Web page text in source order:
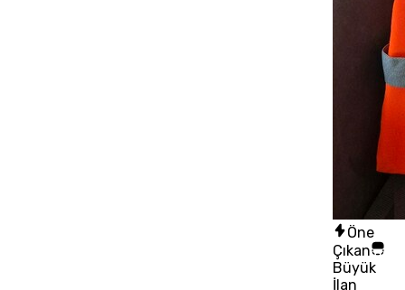
Öne
Çıkan
Büyük
İlan